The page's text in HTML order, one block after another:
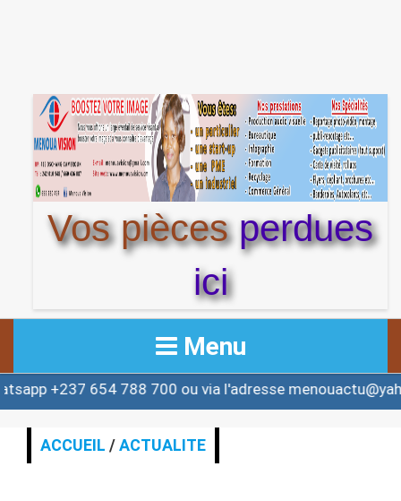
Vos piècesperdues
ici
Menu
ACCUEIL
ACTUALITE
788 700 ou via l'adresse menouactu@yahoo.com
ACCUEIL /ACTUALITE